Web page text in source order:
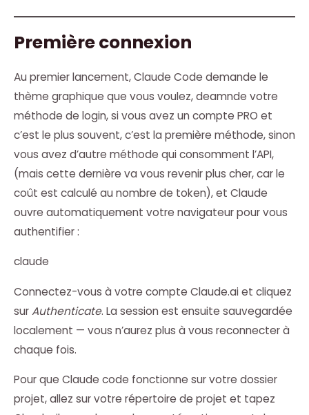
Première connexion
Au premier lancement, Claude Code demande le
thème graphique que vous voulez, deamnde votre
méthode de login, si vous avez un compte PRO et
c’est le plus souvent, c’est la première méthode, sinon
vous avez d’autre méthode qui consomment l’API,
(mais cette dernière va vous revenir plus cher, car le
coût est calculé au nombre de token), et Claude
ouvre automatiquement votre navigateur pour vous
authentifier :
claude
Connectez-vous à votre compte Claude.ai et cliquez
surAuthenticate. La session est ensuite sauvegardée
localement — vous n’aurez plus à vous reconnecter à
chaque fois.
Pour que Claude code fonctionne sur votre dossier
projet, allez sur votre répertoire de projet et tapez